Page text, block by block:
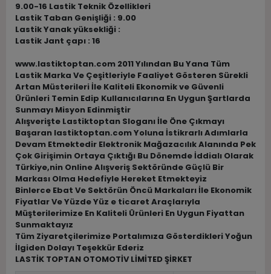
9.00-16 Lastik Teknik Özellikleri
Lastik Taban Genişliği : 9.00
Lastik Yanak yüksekliği :
Lastik Jant çapı : 16
www.lastiktoptan.com 2011 Yılından Bu Yana Tüm
Lastik Marka Ve Çeşitleriyle Faaliyet Gösteren Sürekli
Artan Müsterileri İle Kaliteli Ekonomik ve Güvenli
Ürünleri Temin Edip Kullanıcılarına En Uygun Şartlarda
Sunmayı Misyon Edinmiştir
Alışverişte Lastiktoptan Sloganı İle Öne Çıkmayı
Başaran lastiktoptan.com Yoluna İstikrarlı Adımlarla
Devam Etmektedir Elektronik Mağazacılık Alanında Pek
Çok Girişimin Ortaya Çıktığı Bu Dönemde İddialı Olarak
Türkiye,nin Online Alışveriş Sektöründe Güçlü Bir
Markası Olma Hedefiyle Hereket Etmekteyiz
Binlerce Ebat Ve Sektörün Öncü Markaları İle Ekonomik
Fiyatlar Ve Yüzde Yüz e ticaret Araçlarıyla
Müşterilerimize En Kaliteli Ürünleri En Uygun Fiyattan
Sunmaktayız
Tüm Ziyaretçilerimize Portalımıza Gösterdikleri Yoğun
İlgiden Dolayı Teşekkür Ederiz
LASTİK TOPTAN OTOMOTİV LİMİTED ŞİRKET